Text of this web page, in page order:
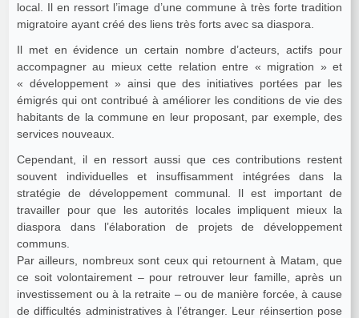
local. Il en ressort l’image d’une commune à très forte tradition
migratoire ayant créé des liens très forts avec sa diaspora.
Il met en évidence un certain nombre d’acteurs, actifs pour
accompagner au mieux cette relation entre « migration » et
« développement » ainsi que des initiatives portées par les
émigrés qui ont contribué à améliorer les conditions de vie des
habitants de la commune en leur proposant, par exemple, des
services nouveaux.
Cependant, il en ressort aussi que ces contributions restent
souvent individuelles et insuffisamment intégrées dans la
stratégie de développement communal. Il est important de
travailler pour que les autorités locales impliquent mieux la
diaspora dans l’élaboration de projets de développement
communs.
Par ailleurs, nombreux sont ceux qui retournent à Matam, que
ce soit volontairement – pour retrouver leur famille, après un
investissement ou à la retraite – ou de manière forcée, à cause
de difficultés administratives à l’étranger. Leur réinsertion pose